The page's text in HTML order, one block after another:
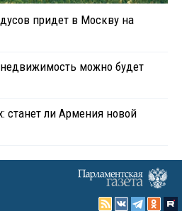
придет в Москву на
недвижимость можно будет
станет ли Армения новой